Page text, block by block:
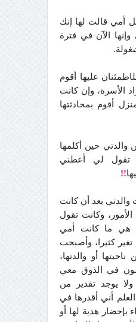
أمي قالت لها إنك
الآن في فترة
اطمئنان عليها أقوم
الأسرة، وإن كانت
أقوم بمحادثتها
والدتي حين أكلمها
تقول لي أعطني
!!
والدتي بعد أن كانت
وكانت تقول
هي ما كانت أمي
كثيرا، وأصبحت
أو والدتها،
في الذوق معي
يوجد تقدير من
أني أقدرها في
بإحضار هدية لها أو